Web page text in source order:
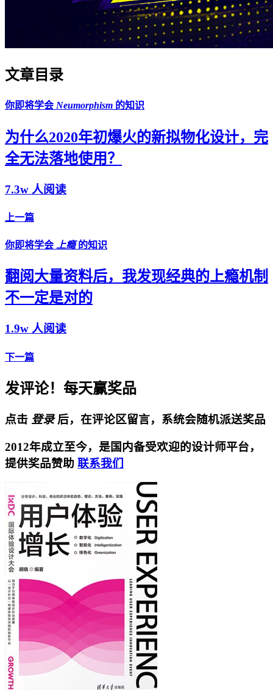
文章目录
你即将学会 Neumorphism 的知识
为什么2020年初爆火的新拟物化设计，完
全无法落地使用？
7.3w 人阅读
上一篇
你即将学会 上瘾的知识
翻阅大量资料后，我发现经典的上瘾机制
不一定是对的
1.9w 人阅读
下一篇
发评论！每天赢奖品
点击 登录后，在评论区留言，系统会随机派送奖品
2012年成立至今，是国内备受欢迎的设计师平台，
提供奖品赞助 联系我们